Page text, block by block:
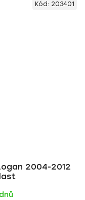
2004-2012
Kód: 203401